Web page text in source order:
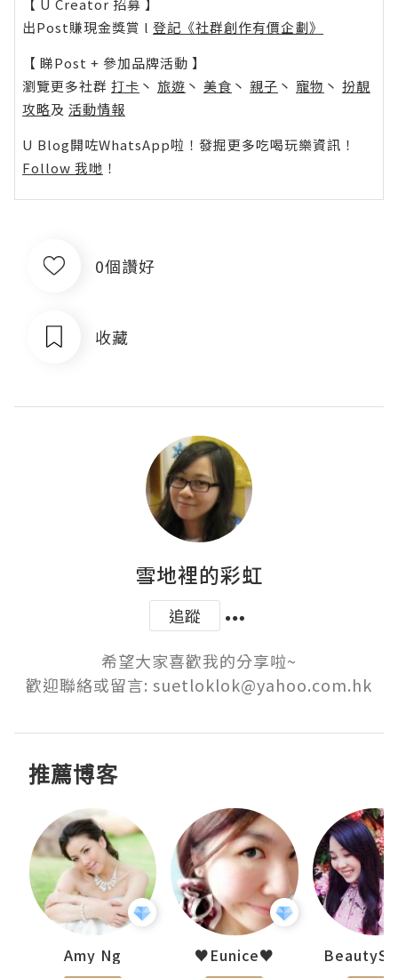
【 U Creator 招募 】
出Post賺現金獎賞 l 登記《社群創作有價企劃》
【 睇Post + 參加品牌活動 】
瀏覽更多社群 打卡 丶 旅遊 丶 美食 丶 親子 丶 寵物 丶 扮靚
攻略及 活動情報
U Blog開咗WhatsApp啦！發掘更多吃喝玩樂資訊！
Follow 我哋 ！
0個讚好
收藏
雪地裡的彩虹
追蹤
希望大家喜歡我的分享啦~
歡迎聯絡或留言: suetloklok@yahoo.com.hk
推薦博客
Amy Ng ♥Eunice♥